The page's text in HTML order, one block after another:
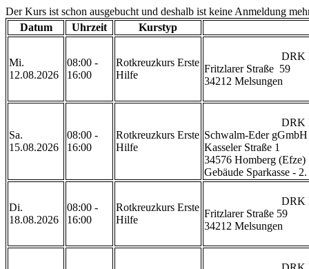
Der Kurs ist schon ausgebucht und deshalb ist keine Anmeldung
Datum
Uhrzeit Kurstyp
Mi.
12.08.2026
08:00 -
16:00
Rotkreuzkurs Erste
Hilfe
Fritzlarer Straße  59
34212 Melsungen
Sa.
15.08.2026
08:00 -
16:00
Rotkreuzkurs Erste
Hilfe
Schwalm-Eder gGmbH
Kasseler Straße 1
34576 Homberg (Efze)
Gebäude
Di.
18.08.2026
08:00 -
16:00
Rotkreuzkurs Erste
Hilfe
Fritzlarer Straße 59
34212 Melsungen